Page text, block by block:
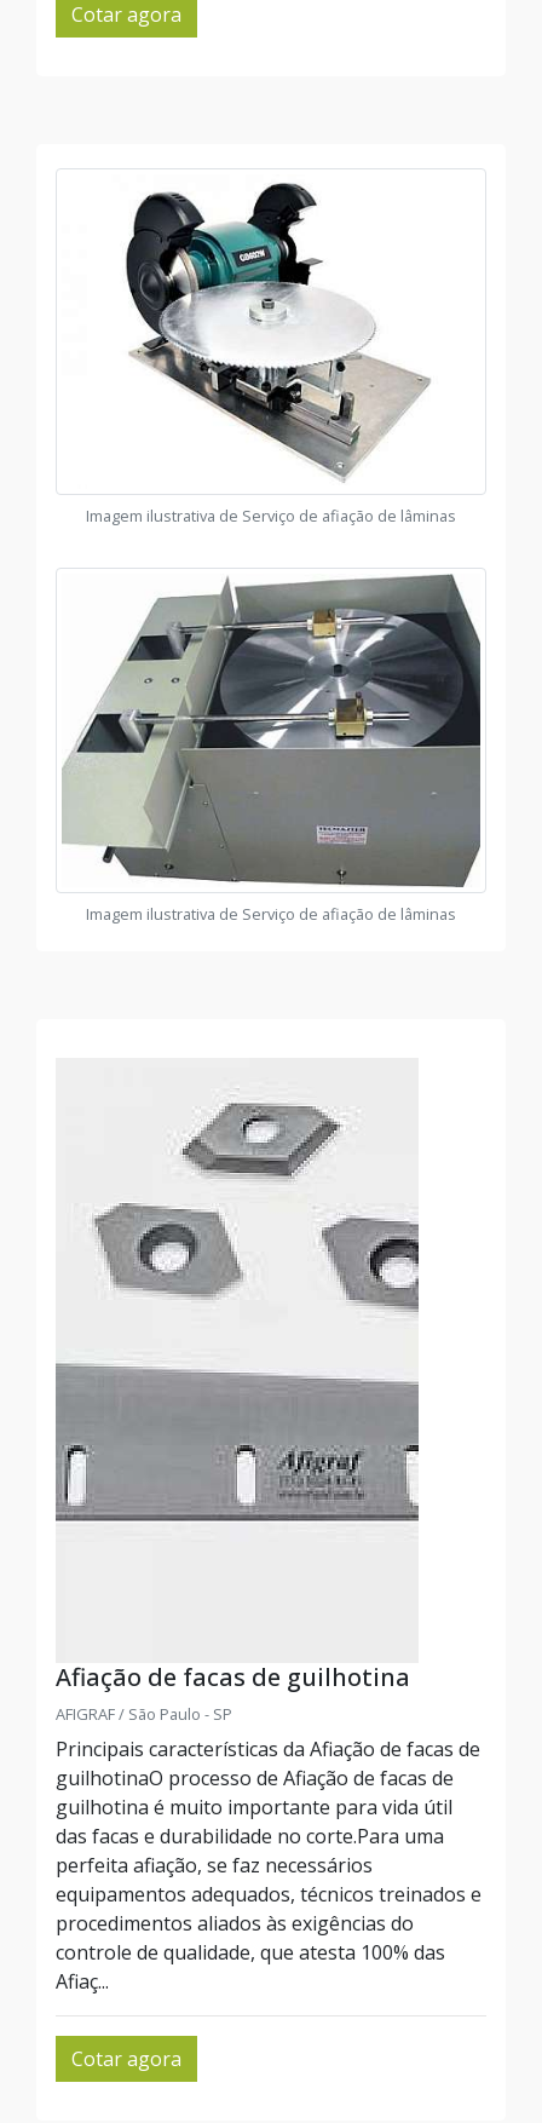
Cotar agora
Imagem ilustrativa de Serviço de afiação de lâminas
Imagem ilustrativa de Serviço de afiação de lâminas
Afiação de facas de guilhotina
AFIGRAF / São Paulo - SP
Principais características da Afiação de facas de
guilhotinaO processo de Afiação de facas de
guilhotina é muito importante para vida útil
das facas e durabilidade no corte.Para uma
perfeita afiação, se faz necessários
equipamentos adequados, técnicos treinados e
procedimentos aliados às exigências do
controle de qualidade, que atesta 100% das
Afiaç...
Cotar agora